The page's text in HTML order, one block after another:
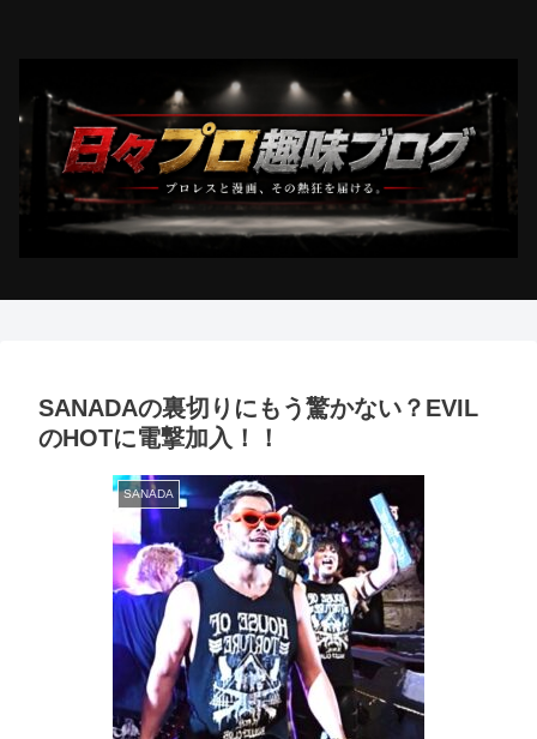
SANADAの裏切りにもう驚かない？EVIL
のHOTに電撃加入！！
SANADA